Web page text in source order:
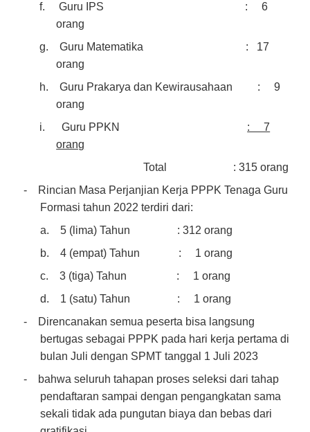
f.
Guru IPS : 6
orang
g.
Guru Matematika : 17
orang
h.
Guru Prakarya dan Kewirausahaan : 9
orang
i.
Guru PPKN : 7
orang
Total : 315 orang
-
Rincian Masa Perjanjian Kerja PPPK Tenaga Guru
Formasi tahun 2022 terdiri dari:
a.
5 (lima) Tahun : 312 orang
b.
4 (empat) Tahun : 1 orang
c.
3 (tiga) Tahun : 1 orang
d.
1 (satu) Tahun : 1 orang
-
Direncanakan semua peserta bisa langsung
bertugas sebagai PPPK pada hari kerja pertama di
bulan Juli dengan SPMT tanggal 1 Juli 2023
-
bahwa seluruh tahapan proses seleksi dari tahap
pendaftaran sampai dengan pengangkatan sama
sekali tidak ada pungutan biaya dan bebas dari